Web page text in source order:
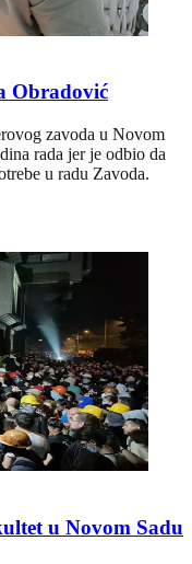
Obradović
zavoda u Novom
rada jer je odbio da
u radu Zavoda.
u Novom Sadu